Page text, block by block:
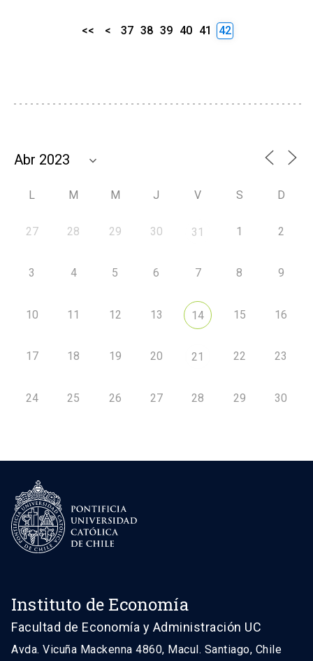
<< < 37 38 39 40 41 42
L M M J V S D
27 28 29 30 31 1 2
3 4 5 6 7 8 9
10 11 12 13 14 15 16
17 18 19 20 21 22 23
24 25 26 27 28 29 30
Instituto de Economía
Facultad de Economía y Administración UC
Avda. Vicuña Mackenna 4860, Macul. Santiago, Chile